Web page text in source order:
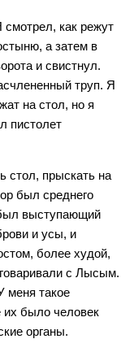
как режут
а затем в
и свистнул.
труп. Я
на стол, но я
пистолет
стол, прыскать на
был среднего
выступающий
и усы, и
более худой,
с Лысым.
меня такое
было человек
органы.